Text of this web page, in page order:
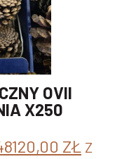
OVII
X250
ZŁ Z